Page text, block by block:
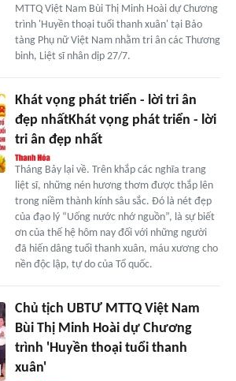
MTTQ Việt Nam Bùi Thị Minh Hoài dự Chương
trình 'Huyền thoại tuổi thanh xuân' tại Bảo
tàng Phụ nữ Việt Nam nhằm tri ân các Thương
binh, Liệt sĩ nhân dịp 27/7.
Khát vọng phát triển - lời tri ân
đẹp nhấtKhát vọng phát triển - lời
tri ân đẹp nhất
Tháng Bảy lại về. Trên khắp các nghĩa trang
liệt sĩ, những nén hương thơm được thắp lên
trong niềm thành kính sâu sắc. Đó là nét đẹp
của đạo lý “Uống nước nhớ nguồn”, là sự biết
ơn của thế hệ hôm nay đối với những người
đã hiến dâng tuổi thanh xuân, máu xương cho
nền độc lập, tự do của Tổ quốc.
Chủ tịch UBTƯ MTTQ Việt Nam
Bùi Thị Minh Hoài dự Chương
trình 'Huyền thoại tuổi thanh
xuân'